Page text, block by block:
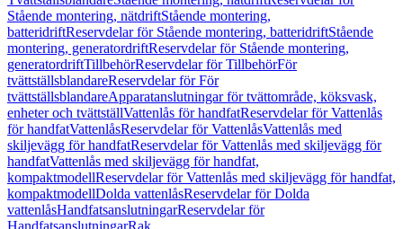
Stående montering, nätdriftStående montering,
batteridriftReservdelar för Stående montering, batteridriftStående
montering, generatordriftReservdelar för Stående montering,
generatordriftTillbehörReservdelar för TillbehörFör
tvättställsblandareReservdelar för För
tvättställsblandareApparatanslutningar för tvättområde, köksvask,
enheter och tvättställVattenlås för handfatReservdelar för Vattenlås
för handfatVattenlåsReservdelar för VattenlåsVattenlås med
skiljevägg för handfatReservdelar för Vattenlås med skiljevägg för
handfatVattenlås med skiljevägg för handfat,
kompaktmodellReservdelar för Vattenlås med skiljevägg för handfat,
kompaktmodellDolda vattenlåsReservdelar för Dolda
vattenlåsHandfatsanslutningarReservdelar för
HandfatsanslutningarRak